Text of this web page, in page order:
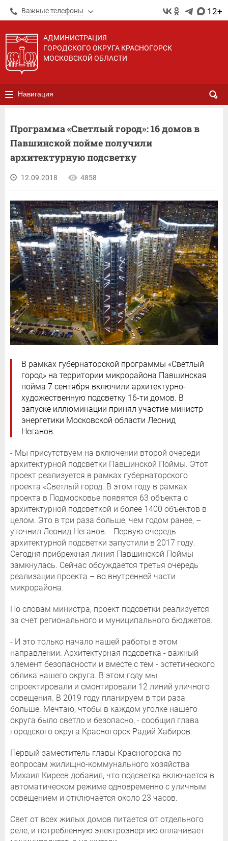
Важные телефоны 12+
АДМИНИСТРАЦИЯ
ГОРОДСКОГО ОКРУГА КРАСНОГОРСК
МОСКОВСКОЙ ОБЛАСТИ
Навигация
Программа «Светлый город»: 16 домов в
Павшинской пойме получили
архитектурную подсветку
12.09.2018 4858
В рамках губернаторской программы «Светлый
город» на территории микрорайона Павшинская
пойма 7 сентября включили архитектурно-
художественную подсветку 16-ти домов. В
запуске иллюминации принял участие министр
энергетики Московской области Леонид
Неганов.
- Мы присутствуем на включении второй очереди
архитектурной подсветки Павшинской Поймы. Этот
проект реализуется в рамках губернаторского
проекта «Светлый город. В этом году в рамках
проекта в Подмосковье появятся 63 объекта с
архитектурной подсветкой и более 1400 объектов в
целом. Это в три раза больше, чем годом ранее, –
уточнил Леонид Неганов. - Первую очередь
архитектурной подсветки запустили в 2017 году.
Сегодня прибрежная линия Павшинской Поймы
замкнулась. Сейчас обсуждается третья очередь
реализации проекта – во внутренней части
микрорайона.
По словам министра, проект подсветки реализуется
за счет регионального и муниципального бюджетов.
- И это только начало нашей работы в этом
направлении. Архитектурная подсветка - важный
элемент безопасности и вместе с тем - эстетического
облика нашего округа. В этом году мы
спроектировали и смонтировали 12 линий уличного
освещения. В 2019 году планируем в три раза
больше. Мечтаю, чтобы в каждом уголке нашего
округа было светло и безопасно, - сообщил глава
городского округа Красногорск Радий Хабиров.
Первый заместитель главы Красногорска по
вопросам жилищно-коммунального хозяйства
Михаил Киреев добавил, что подсветка включается в
автоматическом режиме одновременно с уличным
освещением и отключается около 23 часов.
Свет от всех жилых домов питается от отдельного
реле, и потребленную электроэнергию оплачивает